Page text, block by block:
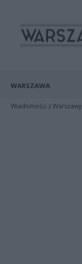
WARSZAWA
Wiadomości z Warszawy